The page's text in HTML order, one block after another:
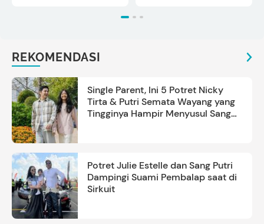
REKOMENDASI
Single Parent, Ini 5 Potret Nicky
Tirta & Putri Semata Wayang yang
Tingginya Hampir Menyusul Sang
Potret Julie Estelle dan Sang Putri
Dampingi Suami Pembalap saat di
Sirkuit